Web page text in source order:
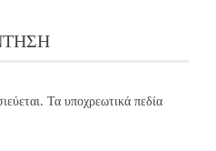
Τα υποχρεωτικά πεδία